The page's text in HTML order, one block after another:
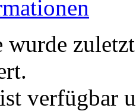
wurde
verfügbar